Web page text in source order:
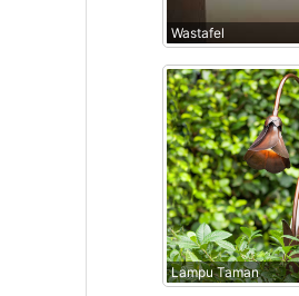
Wastafel
Lampu Taman